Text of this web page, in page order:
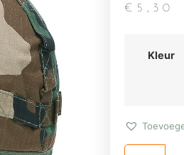
€ 5,30
Kleur